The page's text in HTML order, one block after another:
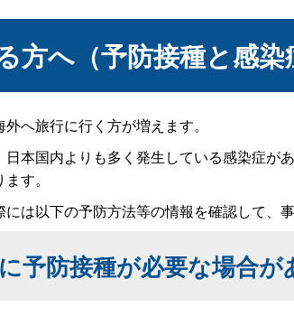
方へ（予防接種と感染
へ旅行に行く方が増えます。
本国内よりも多く発生している感染症
す。
は以下の予防方法等の情報を確認して、
予防接種が必要な場合が